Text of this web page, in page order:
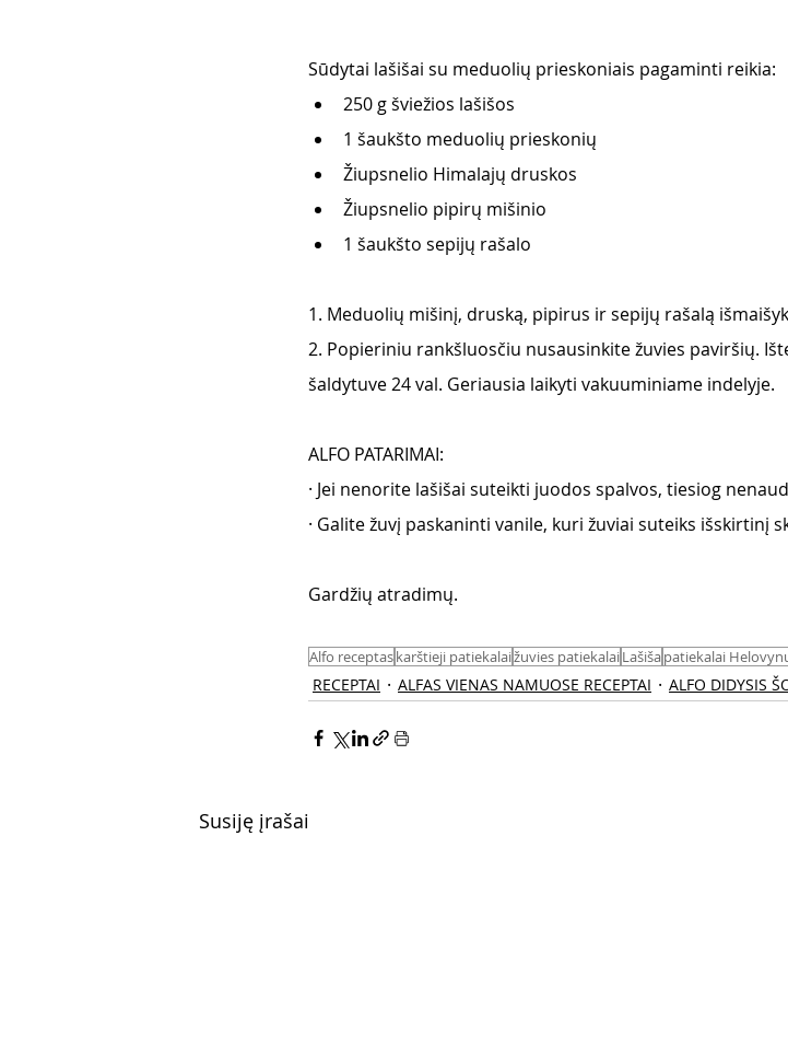
Sūdytai lašišai su meduolių prieskoniais pagaminti reikia:
250 g šviežios lašišos
1 šaukšto meduolių prieskonių
Žiupsnelio Himalajų druskos
Žiupsnelio pipirų mišinio
1 šaukšto sepijų rašalo
1. Meduolių mišinį, druską, pipirus ir sepijų rašalą
2. Popieriniu rankšluosčiu nusausinkite žuvies paviršių.
šaldytuve 24 val. Geriausia laikyti vakuuminiame indelyje.
ALFO PATARIMAI:
· Jei nenorite lašišai suteikti juodos spalvos, tiesiog
· Galite žuvį paskaninti vanile, kuri žuviai suteiks išskirtinį
Gardžių atradimų.
Alfo receptaskarštieji patiekalaižuvies patiekalaiLašišapatiekalai
RECEPTAI ALFAS VIENAS NAMUOSE RECEPTAI ALFO DIDYSIS
Susiję įrašai